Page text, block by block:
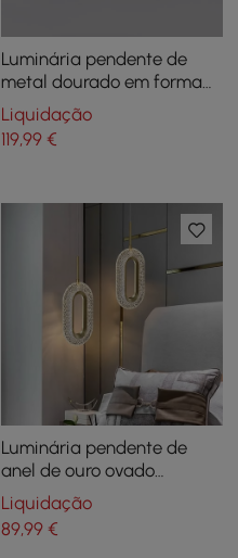
Luminária pendente de
metal dourado em forma
de lanterna de lâmpada
única, estilo A
Liquidação
119,99€
Luminária pendente de
anel de ouro ovado
Iluminação LED de 1 luz
com cabo ajustável
Liquidação
89,99€